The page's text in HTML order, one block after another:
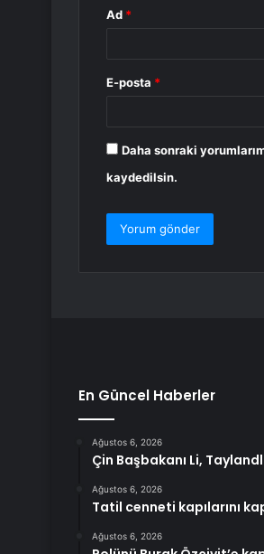
Ad *
E-posta *
Daha sonraki
kaydedilsin.
En Güncel Haberler
Ağustos 6, 2026
Çin Başbakanı Li,
Ağustos 6, 2026
Tatil cenneti kapılarını
Ağustos 6, 2026